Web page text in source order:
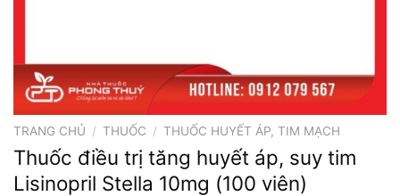
TRANG CHỦ / THUỐC / THUỐC HUYẾT ÁP, TIM MẠCH
Thuốc điều trị tăng huyết áp, suy tim
Lisinopril Stella 10mg (100 viên)